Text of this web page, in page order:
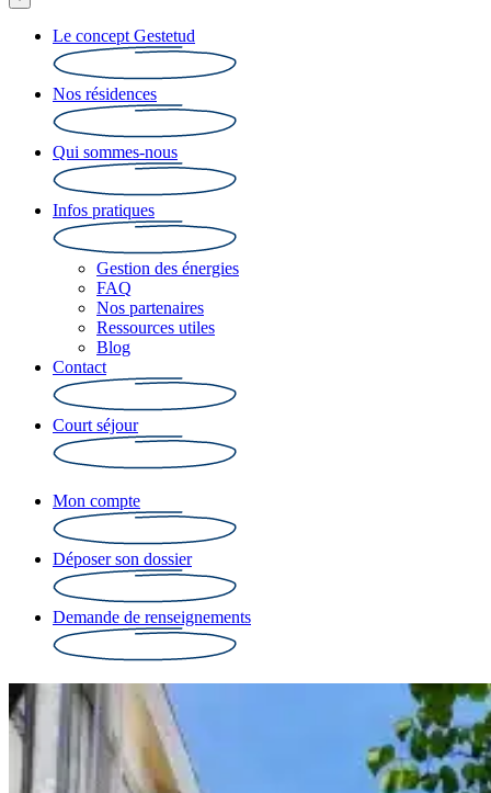
Le concept Gestetud
Nos résidences
Qui sommes-nous
Infos pratiques
Gestion des énergies
FAQ
Nos partenaires
Ressources utiles
Blog
Contact
Court séjour
Mon compte
Déposer son dossier
Demande de renseignements